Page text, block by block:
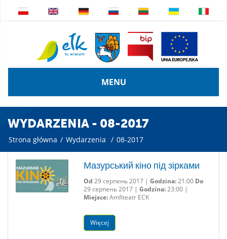
MENU
WYDARZENIA - 08-2017
Strona główna / Wydarzenia / 08-2017
Мазурський кіно під зірками
Od 29 серпень 2017 | Godzina:21:00 Do
29 серпень 2017 | Godzina:23:00 |
Miejsce:Amfiteatr ECK
Więcej